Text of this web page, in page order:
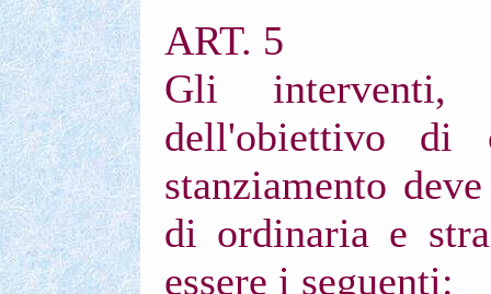
ART. 5
Gli interventi,
dell'obiettivo
stanziamento
di ordinaria e
essere i seguenti: